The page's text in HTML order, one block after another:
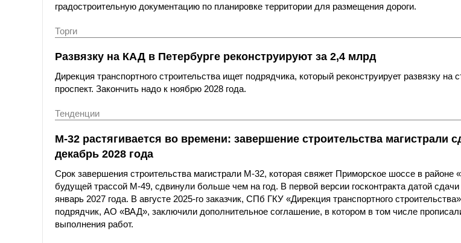
градостроительную документацию по планировке территории для размещения дороги.
Торги
Развязку на КАД в Петербурге реконструируют за 2,4 млрд
Дирекция транспортного строительства ищет подрядчика, который реконструирует развязку
проспект. Закончить надо к ноябрю 2028 года.
Тенденции
М-32 растягивается во времени: завершение строительства магистрали
декабрь 2028 года
Срок завершения строительства магистрали М-32, которая свяжет Приморское шоссе в районе
будущей трассой М-49, сдвинули больше чем на год. В первой версии госконтракта датой сдачи
январь 2027 года. В августе 2025-го заказчик, СПб ГКУ «Дирекция транспортного
подрядчик, АО «ВАД», заключили дополнительное соглашение, в котором в том числе
выполнения работ.